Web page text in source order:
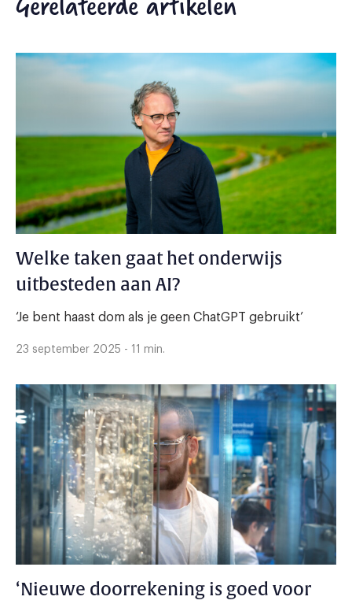
Welke taken gaat het onderwijs
uitbesteden aan AI?
‘Je bent haast dom als je geen ChatGPT gebruikt’
23 september 2025 - 11 min.
‘Nieuwe doorrekening is goed voor